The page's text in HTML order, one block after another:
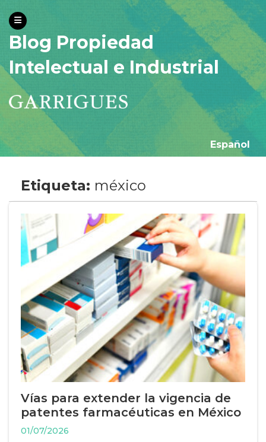
Blog Propiedad
Intelectual e Industrial
Español
Etiqueta: méxico
Vías para extender la vigencia de
patentes farmacéuticas en México
01/07/2026